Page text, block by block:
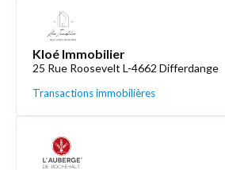
Kloé Immobilier
25 Rue Roosevelt L-4662 Differdange
Transactions immobilières